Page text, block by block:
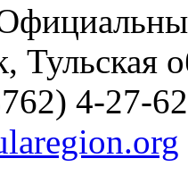
Тульская
4-27-